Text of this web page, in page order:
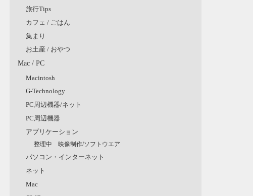
旅行Tips
カフェ / ごはん
集まり
お土産 / おやつ
Mac / PC
Macintosh
G-Technology
PC周辺機器/ネット
PC周辺機器
アプリケーション
整理中 映像制作/ソフトウエア
パソコン・インターネット
ネット
Mac